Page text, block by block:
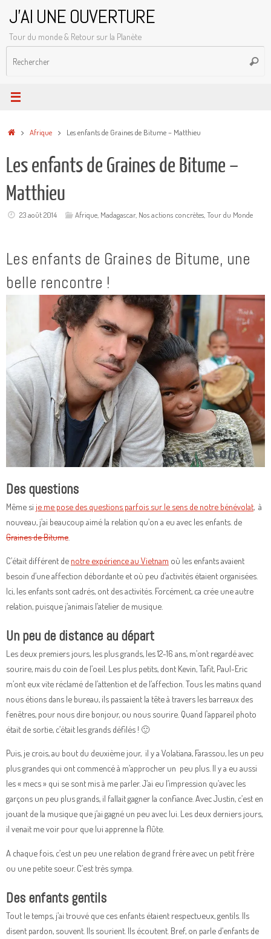
contenu
J'AI UNE OUVERTURE
Tour du monde & Retour sur la Planète
AccueilAfrique Les enfants de Graines de Bitume – Matthieu
Les enfants de Graines de Bitume –
Matthieu
23 août 2014 Afrique Madagascar, Nos actions concrètes ,Tour du Monde
Les enfants de Graines de Bitume, une
belle rencontre !
Des questions
Même si je me pose des questions parfois sur le sens de notre bénévolat , à
nouveau, j’ai beaucoup aimé la relation qu’on a eu avec les enfants. de
Graines de Bitume
C’était différent de notre expérience au Vietnam où les enfants avaient
besoin d’une affection débordante et où peu d’activités étaient organisées.
Ici, les enfants sont cadrés, ont des activités. Forcément, ca crée une autre
relation, puisque j’animais l’atelier de musique.
Un peu de distance au départ
Les deux premiers jours, les plus grands, les 12-16 ans, m’ont regardé avec
sourire, mais du coin de l’oeil. Les plus petits, dont Kevin, Tafit, Paul-Eric
m’ont eux vite réclamé de l’attention et de l’affection. Tous les matins quand
nous étions dans le bureau, ils passaient la tête à travers les barreaux des
fenêtres, pour nous dire bonjour, ou nous sourire. Quand l’appareil photo
était de sortie, c’était les grands défilés ! 🙂
Puis, je crois, au bout du deuxième jour, il y a Volatiana, Farassou, les un peu
plus grandes qui ont commencé à m’approcher un peu plus. Il y a eu aussi
les « mecs » qui se sont mis à me parler. J’ai eu l’impression qu’avec les
garçons un peu plus grands, il fallait gagner la confiance. Avec Justin, c’est en
jouant de la musique que j’ai gagné un peu avec lui. Les deux derniers jours,
il venait me voir pour que lui apprenne la flûte.
A chaque fois, c’est un peu une relation de grand frère avec un petit frère
ou une petite soeur. C’est très sympa.
Des enfants gentils
Tout le temps, j’ai trouvé que ces enfants étaient respectueux, gentils. Ils
disent pardon, souvent. Ils sourient. Ils écoutent. Bref, on parle d’enfants de